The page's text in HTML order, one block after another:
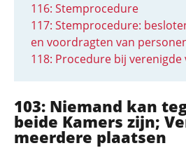
116: Stemprocedure
117: Stemprocedure:
en voordragten van
118: Procedure bij
103: Niemand kan
beide Kamers zijn;
meerdere plaatsen